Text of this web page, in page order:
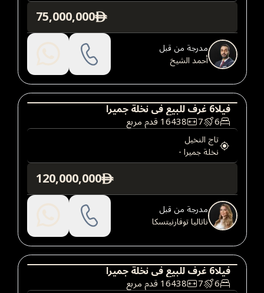
ê
75,000,000
مدرجة من قبل
أحمد الشيخ
فيلا
فيلا6غرفللبيعفينخلة جميرا
6
7
16438قدم مربع
تاج النخيل
نخلة جميرا-
ê
120,000,000
مدرجة من قبل
ناتاليا توفارنيتسكا
فيلا
فيلا6غرفللبيعفينخلة جميرا
6
7
16438قدم مربع